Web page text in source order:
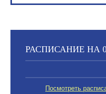
РАСПИСАНИЕ НА
Посмотреть